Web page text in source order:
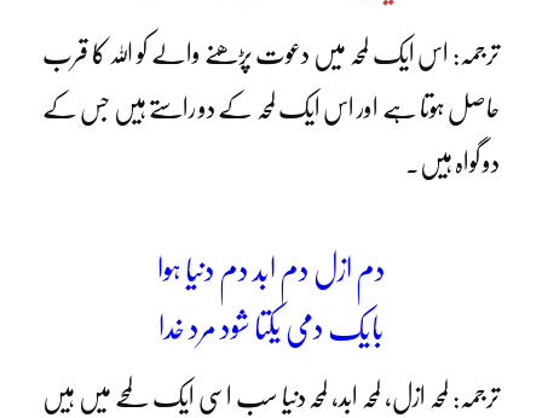
ترجمہ: اس ایک لمحہ میں دعوت پڑھنے والے کو اللہ کا قرب
حاصل ہوتا ہے اور اس ایک لمحہ کے دو راستے ہیں جس کے
دو گواہ ہیں۔
دم ازل دم ابد دم دنیا ہوا
بایک دمی یکتا شود مرد خدا
ترجمہ: لمحہ ازل، لمحہ ابد، لمحہ دنیا سب اسی ایک لمحے میں ہیں